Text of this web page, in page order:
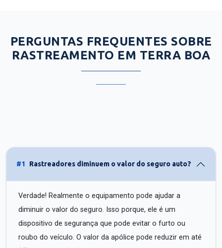
PERGUNTAS FREQUENTES SOBRE
RASTREAMENTO EM TERRA BOA
#1 Rastreadores diminuem o valor do seguro auto?
Verdade! Realmente o equipamento pode ajudar a
diminuir o valor do seguro. Isso porque, ele é um
dispositivo de segurança que pode evitar o furto ou
roubo do veículo. O valor da apólice pode reduzir em até